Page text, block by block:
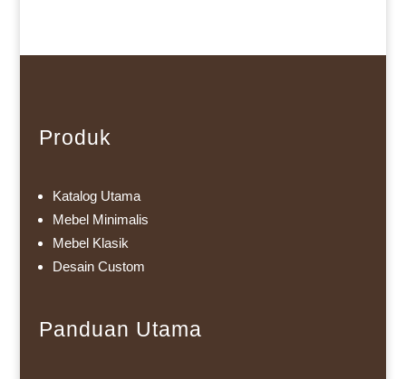
Produk
Katalog Utama
Mebel Minimalis
Mebel Klasik
Desain Custom
Panduan Utama